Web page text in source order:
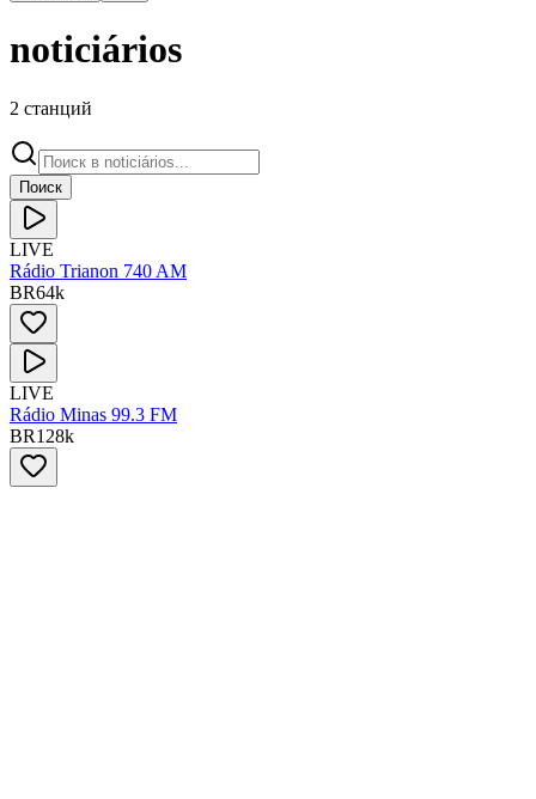
noticiários
2 станций
Поиск
LIVE
Rádio Trianon 740 AM
BR64k
LIVE
Rádio Minas 99.3 FM
BR128k